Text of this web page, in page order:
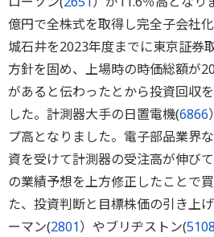
億円で全株式を取得し完全子会社
城石井を2023年度までに東京証券
方針を固め、上場時の時価総額が
があると伝わったとから投資回収
した。計測器大手の日置電機(6866
プ高となりました。電子部品業界
資を受けて計測器の受注高が伸び
の業績予想を上方修正したことで
た、投資判断と目標株価の引き上
ーマン(2801）やブリヂストン(5108